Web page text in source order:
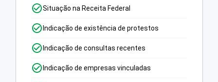
Situação na Receita Federal
Indicação de existência de protestos
Indicação de consultas recentes
Indicação de empresas vinculadas